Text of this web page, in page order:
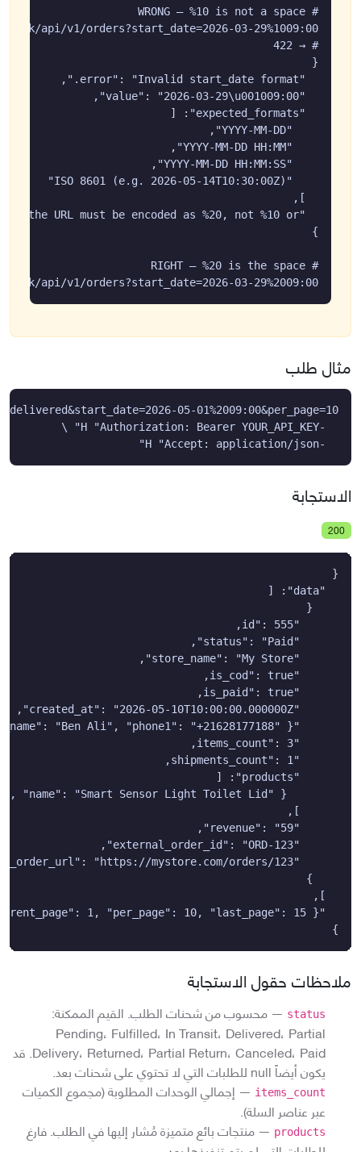
api/v1/orders?start_date=2026-03-29%2009:00
مثال طلب
  -H "Accept: application/json"
الاستجابة
200
}
ملاحظات حقول الاستجابة
status
— محسوب من شحنات الطلب. القيم الممكنة:
Pending، Fulfilled، In Transit، Delivered، Partial
Delivery، Returned، Partial Return، Canceled، Paid. قد
يكون أيضاً null للطلبات التي لا تحتوي على شحنات بعد.
items_count
— إجمالي الوحدات المطلوبة (مجموع الكميات
عبر عناصر السلة).
products
— منتجات بائع متميزة مُشار إليها في الطلب. فارغ